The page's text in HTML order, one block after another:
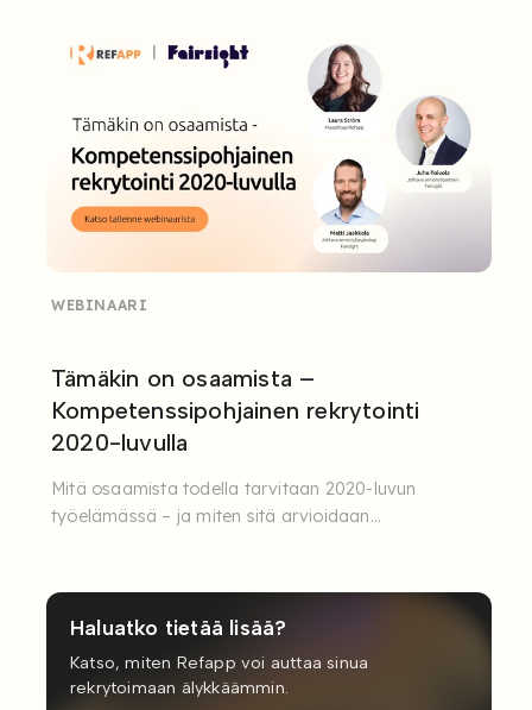
Haluatko tietää lisää?
Katso, miten Refapp voi auttaa sinua
rekrytoimaan älykkäämmin.
WEBINAARI
Tämäkin on osaamista –
Kompetenssipohjainen rekrytointi
2020-luvulla
Mitä osaamista todella tarvitaan 2020-luvun
työelämässä – ja miten sitä arvioidaan